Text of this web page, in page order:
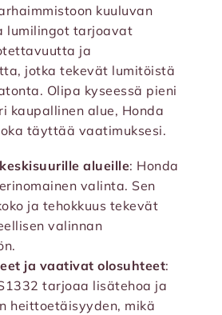
kuuluvan
lumilingot tarjoavat
ja
jotka tekevät lumitöistä
Olipa kyseessä pieni
kaupallinen alue, Honda
täyttää vaatimuksesi.
alueille: Honda
valinta. Sen
ja tehokkuus tekevät
valinnan
ja vaativat olosuhteet:
tarjoaa lisätehoa ja
heittoetäisyyden, mikä